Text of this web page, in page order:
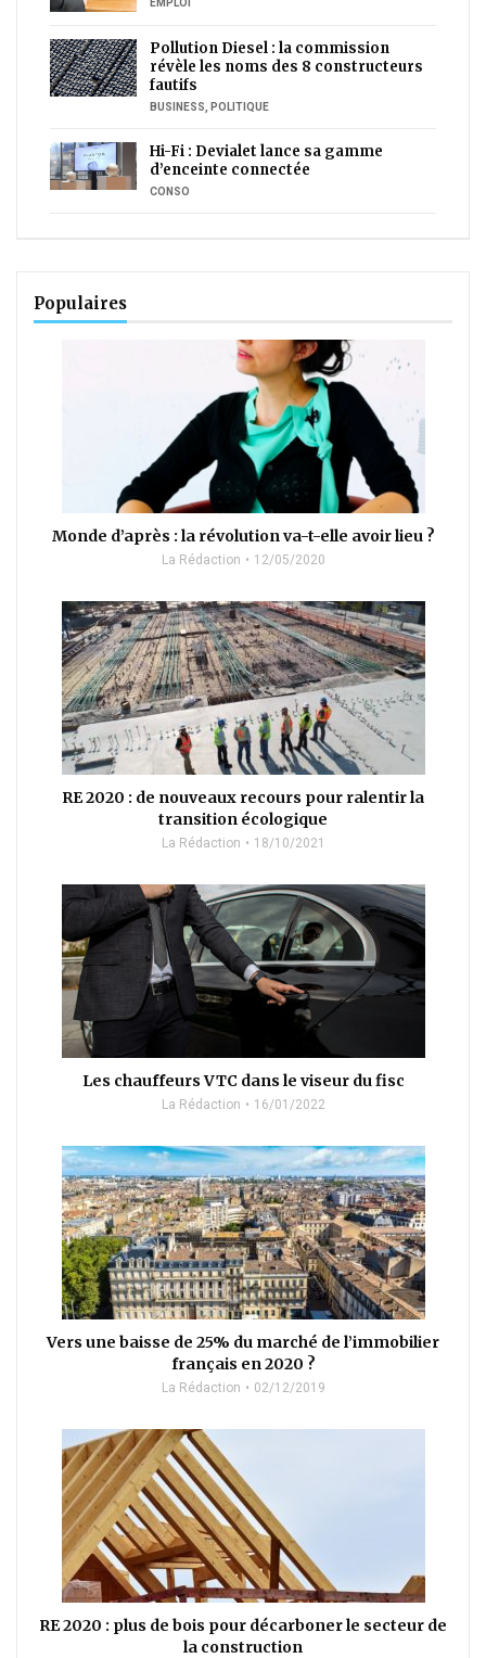
EMPLOI
Pollution Diesel : la commission
révèle les noms des 8 constructeurs
fautifs
BUSINESS POLITIQUE
Hi-Fi : Devialet lance sa gamme
d’enceinte connectée
CONSO
Populaires
Monde d’après : la révolution va-t-elle avoir lieu ?
La Rédaction 12/05/2020
RE 2020 : de nouveaux recours pour ralentir la
transition écologique
La Rédaction 18/10/2021
Les chauffeurs VTC dans le viseur du fisc
La Rédaction 16/01/2022
Vers une baisse de 25% du marché de l’immobilier
français en 2020 ?
La Rédaction 02/12/2019
RE 2020 : plus de bois pour décarboner le secteur de
la construction